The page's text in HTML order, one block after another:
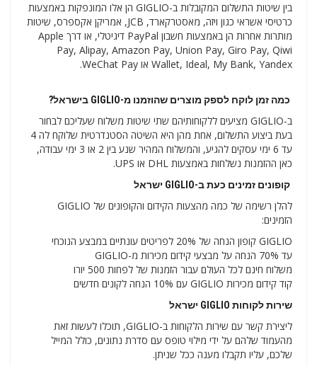
בין שיטות התשלום המקובלות ב-GIGLIO הן אלו המונפקות באמצעות
כרטיסי אשראי כגון ויזה, מאסטרקארד, JCB, אמריקן אקספרס, שיטות
מותרות אחרות הן באמצעות חשבון PayPal דיגיטלי, או דרך Apple
Pay, Alipay, Amazon Pay, Union Pay, Giro Pay, Qiwi
Wallet, Ideal, My Bank, Yandex או WeChat Pay.
כמה זמן לוקח לספק מוצרים שהוזמנו מ-GIGLIO בישראל?
ב-GIGLIO מציעים ללקוחותיהם שתי שיטות משלוח שעליכם לבחור
בעת ביצוע התשלום, אחת מהן היא השיטה הסטנדרטית שלוקח לה 4
עד 6 ימי עסקים להגיע, והמשלוח המהיר שנע בין 2 או 3 ימי עבודה,
כאן ההזמנות נשלחות באמצעות DHL או UPS.
קופונים זמינים כעת ב-GIGLIO ישראל
להלן רשימה של כמה מהצעות הקידום והקופונים של GIGLIO
הזמינים:
GIGLIO קופון הנחה של 20% לפריטים עונתיים במבצע הנוכחי
עד 70% הנחה על מבצעי קידום מכירות מ-GIGLIO
משלוח חינם לכל העולם עבור הזמנות של לפחות 500 יורו
קוד קידום מכירות GIGLIO עם 10% הנחה לקונים חדשים
שירות לקוחות GIGLIO ישראל
ליצירת קשר עם שירות הלקוחות ב-GIGLIO, תוכלו לעשות זאת
מהעמוד שלהם על ידי מילוי טופס עם סדרת נתונים, כולל המייל
שלכם, עליו תקבלו מענה ככל שניתן.